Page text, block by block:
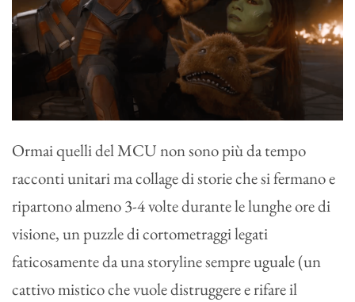
Ormai quelli del MCU non sono più da tempo
racconti unitari ma collage di storie che si fermano e
ripartono almeno 3-4 volte durante le lunghe ore di
visione, un puzzle di cortometraggi legati
faticosamente da una storyline sempre uguale (un
cattivo mistico che vuole distruggere e rifare il